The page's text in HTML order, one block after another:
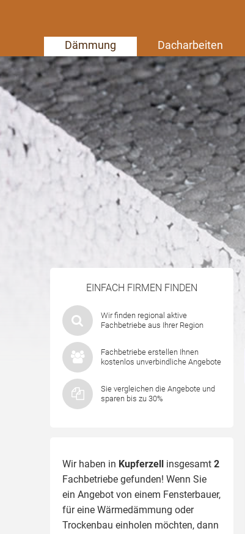
Dämmung Dacharbeiten
EINFACH FIRMEN FINDEN
Wir finden regional aktive
Fachbetriebe aus Ihrer Region
Fachbetriebe erstellen Ihnen
kostenlos unverbindliche Angebote
Sie vergleichen die Angebote und
sparen bis zu 30%
Wir haben in Kupferzell insgesamt 2
Fachbetriebe gefunden! Wenn Sie
ein Angebot von einem Fensterbauer,
für eine Wärmedämmung oder
Trockenbau einholen möchten, dann